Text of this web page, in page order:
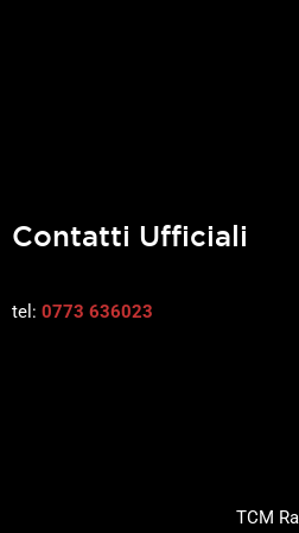
Contatti Ufficiali
tel: 0773 636023
TCM